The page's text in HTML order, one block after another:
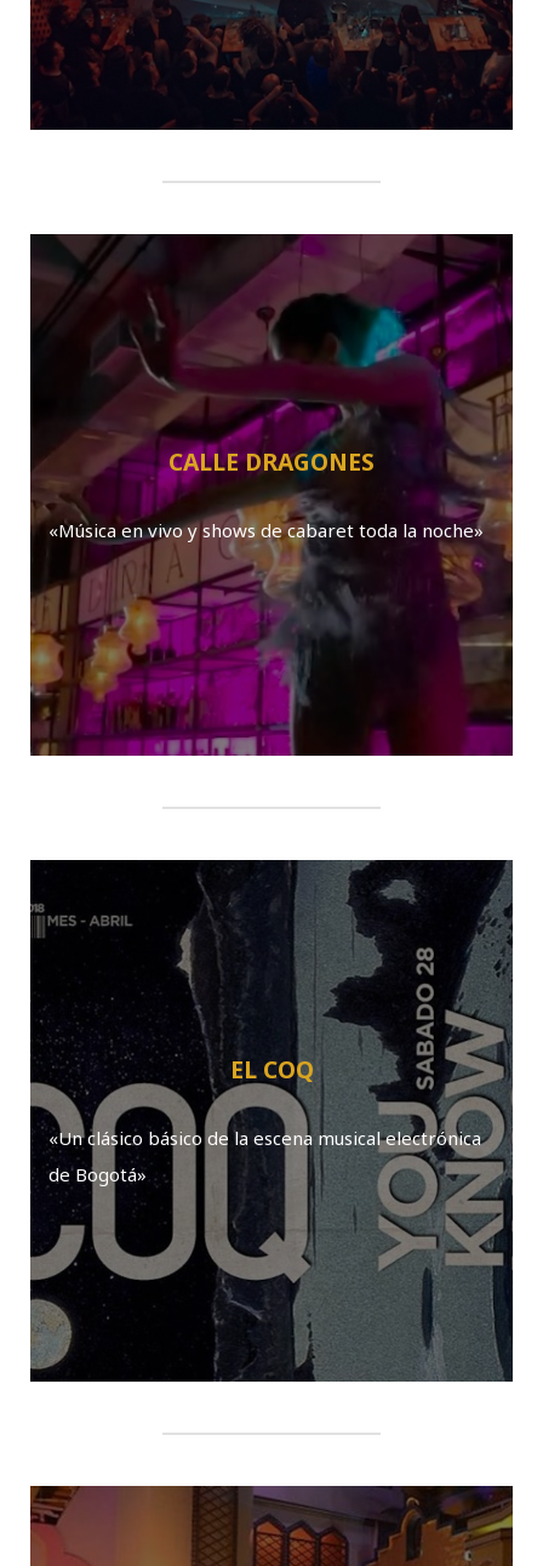
CALLE DRAGONES
«Música en vivo y shows de cabaret toda la noche»
EL COQ
«Un clásico básico de la escena musical electrónica
de Bogotá»